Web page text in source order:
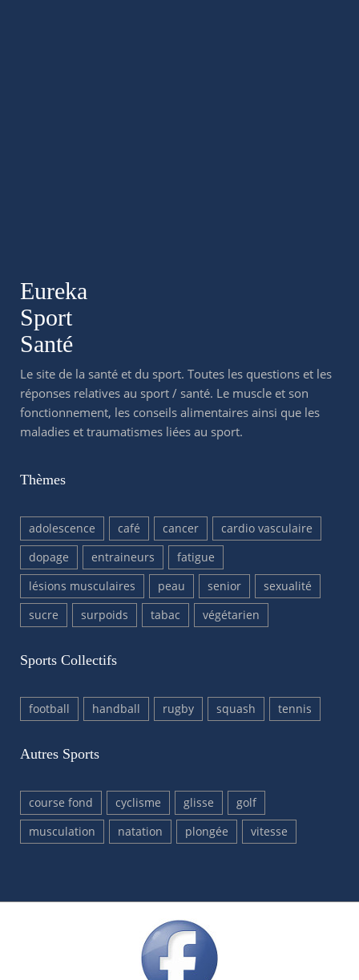
Eureka
Sport
Santé
Le site de la santé et du sport. Toutes les questions et les
réponses relatives au sport / santé. Le muscle et son
fonctionnement, les conseils alimentaires ainsi que les
maladies et traumatismes liées au sport.
Thèmes
adolescence café cancer
cardio vasculaire
dopage
entraineurs
fatigue
lésions musculaires
peau senior
sexualité
sucre
surpoids tabac végétarien
Sports Collectifs
football handball rugby squash tennis
Autres Sports
course fond cyclisme glisse
golf
musculation
natation plongée vitesse